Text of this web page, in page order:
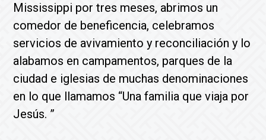
Mississippi por tres meses, abrimos un
comedor de beneficencia, celebramos
servicios de avivamiento y reconciliación y lo
alabamos en campamentos, parques de la
ciudad e iglesias de muchas denominaciones
en lo que llamamos “Una familia que viaja por
Jesús. ”